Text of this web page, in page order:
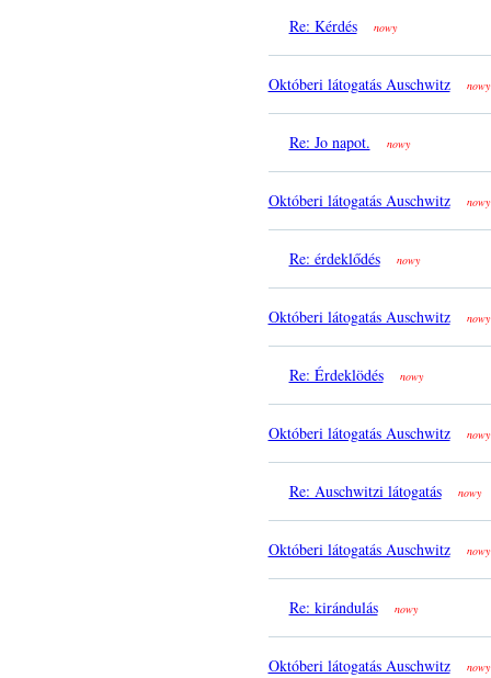
Re: Kérdés nowy
Októberi látogatás Auschwitz nowy
Re: Jo napot. nowy
Októberi látogatás Auschwitz nowy
Re: érdeklődés nowy
Októberi látogatás Auschwitz nowy
Re: Érdeklödés nowy
Októberi látogatás Auschwitz nowy
Re: Auschwitzi látogatás nowy
Októberi látogatás Auschwitz nowy
Re: kirándulás nowy
Októberi látogatás Auschwitz nowy